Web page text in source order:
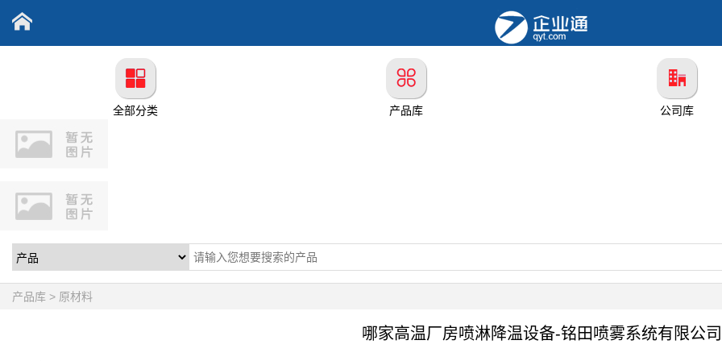
全部分类 产品库 公司库
产品库 > 原材料
哪家高温厂房喷淋降温设备-铭田喷雾系统有限公司